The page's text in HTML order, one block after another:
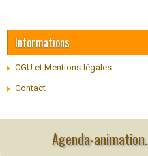
Informations
CGU et Mentions légales
Contact
Agenda-